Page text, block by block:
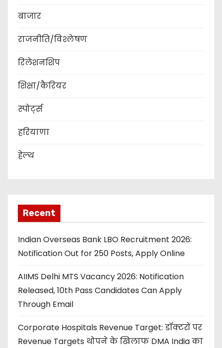
बाजार
राजनीति/विश्लेषण
रिलेशनशिप
शिक्षा/कैरियर
स्पोर्ट्स
हरियाणा
हेल्थ
Recent
Indian Overseas Bank LBO Recruitment 2026:
Notification Out for 250 Posts, Apply Online
AIIMS Delhi MTS Vacancy 2026: Notification
Released, 10th Pass Candidates Can Apply
Through Email
Corporate Hospitals Revenue Target: डॉक्टरों पर
Revenue Targets थोपने के खिलाफ DMA India का